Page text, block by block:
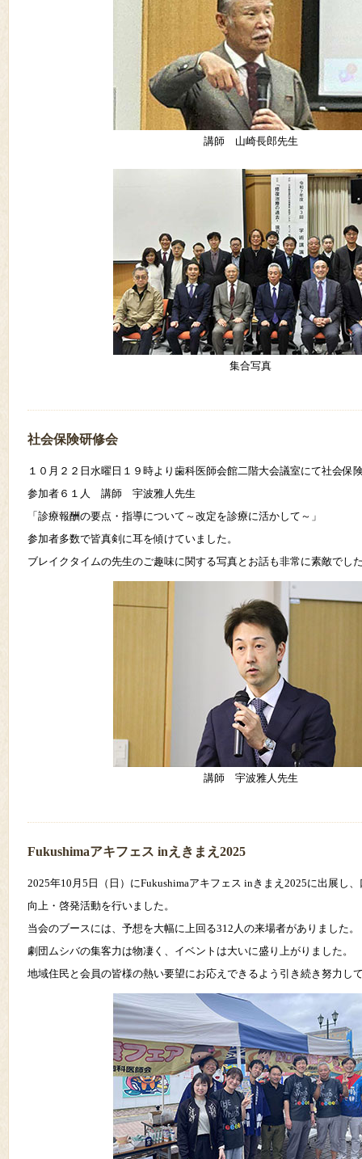
講師 山崎長郎先生
集合写真
社会保険研修会
１０月２２日水曜日１９時より歯科医師会館二階大会議室にて社会保
参加者６１人 講師 宇波雅人先生
「診療報酬の要点・指導について～改定を診療に活かして～」
参加者多数で皆真剣に耳を傾けていました。
ブレイクタイムの先生のご趣味に関する写真とお話も非常に素敵でし
講師 宇波雅人先生
Fukushimaアキフェス inえきまえ2025
2025年10月5日（日）にFukushimaアキフェス inきまえ2025に出展し
向上・啓発活動を行いました。
当会のブースには、予想を大幅に上回る312人の来場者がありました。
劇団ムシバの集客力は物凄く、イベントは大いに盛り上がりました。
地域住民と会員の皆様の熱い要望にお応えできるよう引き続き努力し